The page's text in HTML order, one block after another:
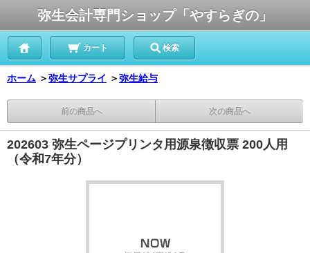
弥生会計専門ショップ「やすらぎの」
カート 検索
ホーム ＞弥生サプライ ＞弥生給与
前の商品へ 次の商品へ
202603 弥生ページプリンタ用源泉徴収票 200人用
（令和7年分）